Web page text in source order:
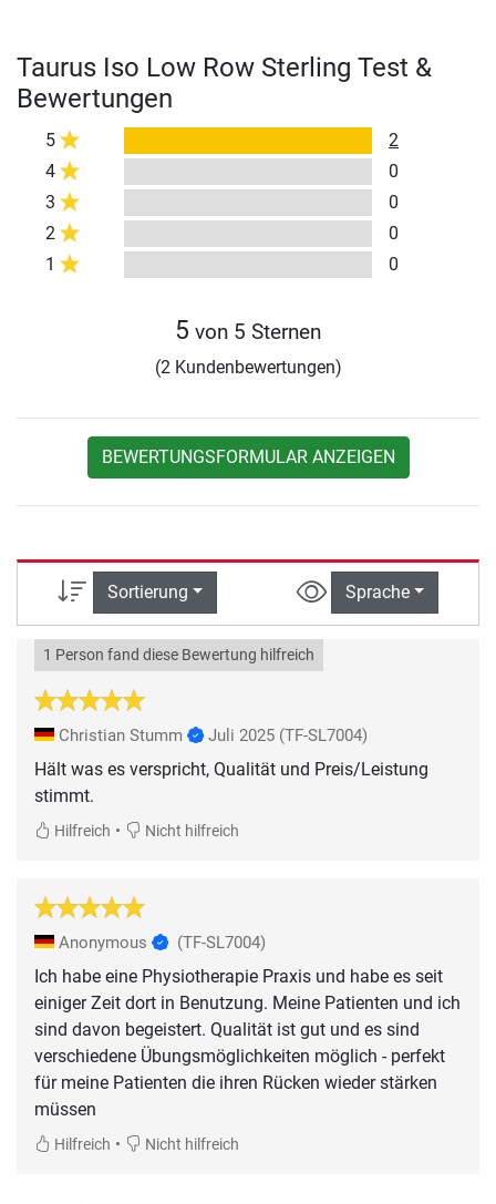
Taurus Iso Low Row Sterling Test &
Bewertungen
5
2
4
0
3
0
2
0
1
0
5 von 5 Sternen
(2 Kundenbewertungen)
BEWERTUNGSFORMULAR ANZEIGEN
Sortierung Sprache
1 Person fand diese Bewertung hilfreich
Christian Stumm Juli 2025 (TF-SL7004)
Hält was es verspricht, Qualität und Preis/Leistung
Hilfreich • Nicht hilfreich
Anonymous (TF-SL7004)
Ich habe eine Physiotherapie Praxis und habe es seit
einiger Zeit dort in Benutzung. Meine Patienten und ich
sind davon begeistert. Qualität ist gut und es sind
verschiedene Übungsmöglichkeiten möglich - perfekt
für meine Patienten die ihren Rücken wieder stärken
müssen
Hilfreich • Nicht hilfreich